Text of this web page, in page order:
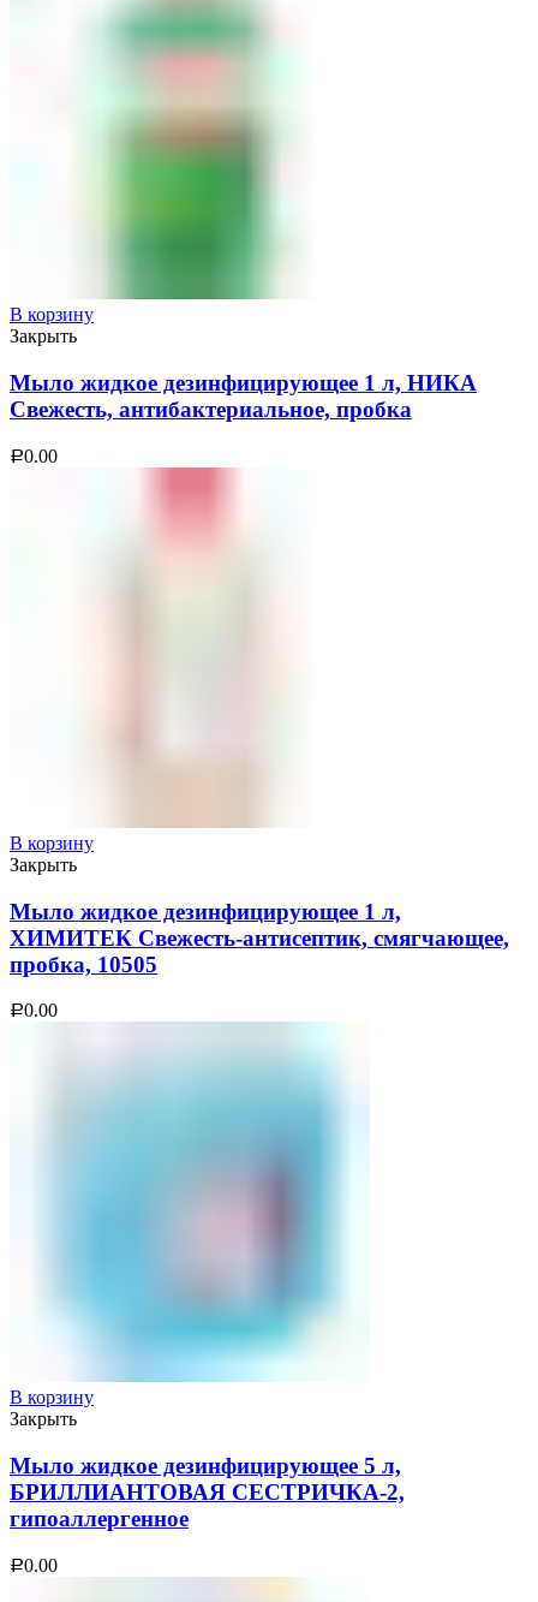
В корзину
Закрыть
Мыло жидкое дезинфицирующее 1 л, НИКА
Свежесть, антибактериальное, пробка
Р0.00
В корзину
Закрыть
Мыло жидкое дезинфицирующее 1 л,
ХИМИТЕК Свежесть-антисептик, смягчающее,
пробка, 10505
Р0.00
В корзину
Закрыть
Мыло жидкое дезинфицирующее 5 л,
БРИЛЛИАНТОВАЯ СЕСТРИЧКА-2,
гипоаллергенное
Р0.00